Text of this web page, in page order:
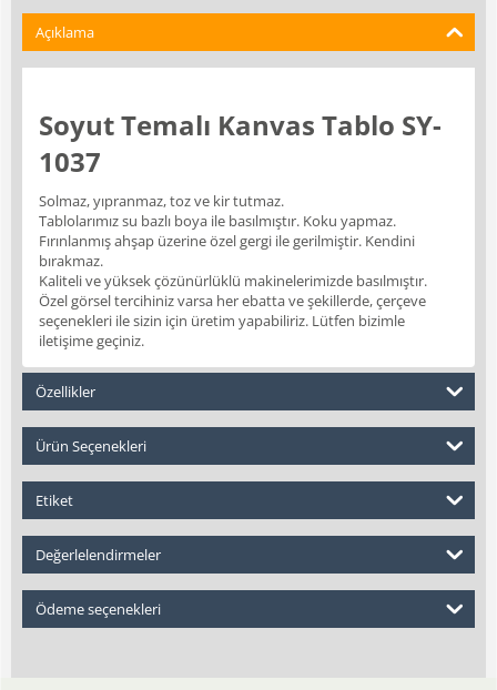
Açıklama
Soyut Temalı Kanvas Tablo SY-
1037
Solmaz, yıpranmaz, toz ve kir tutmaz.
Tablolarımız su bazlı boya ile basılmıştır. Koku yapmaz.
Fırınlanmış ahşap üzerine özel gergi ile gerilmiştir. Kendini
bırakmaz.
Kaliteli ve yüksek çözünürlüklü makinelerimizde basılmıştır.
Özel görsel tercihiniz varsa her ebatta ve şekillerde, çerçeve
seçenekleri ile sizin için üretim yapabiliriz. Lütfen bizimle
iletişime geçiniz.
Özellikler
Ürün Seçenekleri
Etiket
Değerlelendirmeler
Ödeme seçenekleri